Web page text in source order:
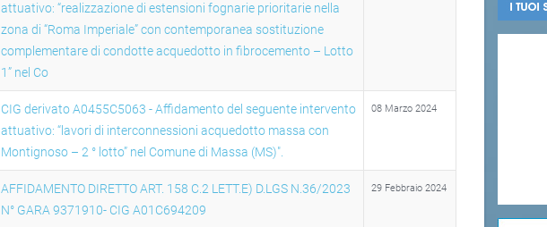
attuativo: “realizzazione di estensioni fognarie prioritarie nella
zona di “Roma Imperiale” con contemporanea sostituzione
complementare di condotte acquedotto in fibrocemento – Lotto
1” nel Co
CIG derivato A0455C5063 - Affidamento del seguente intervento
attuativo: “lavori di interconnessioni acquedotto massa con
Montignoso – 2 ° lotto” nel Comune di Massa (MS)".
08 Marzo 2024
AFFIDAMENTO DIRETTO ART. 158 C.2 LETT.E) D.LGS N.36/2023
N° GARA 9371910- CIG A01C694209
29 Febbraio 2024